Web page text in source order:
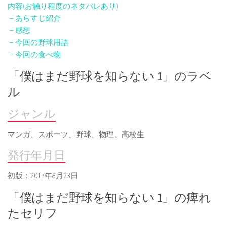
内容(お触り程度のネタバレあり)
－あらすじ紹介
－感想
－今回の野球用語
－今回の食べ物
「僕はまだ野球を知らない 1」のラベ
ル
ジャンル
マンガ、スポーツ、野球、物理、高校生
発行年月日
初版：2017年8月23日
「僕はまだ野球を知らない 1」の痺れ
たセリフ